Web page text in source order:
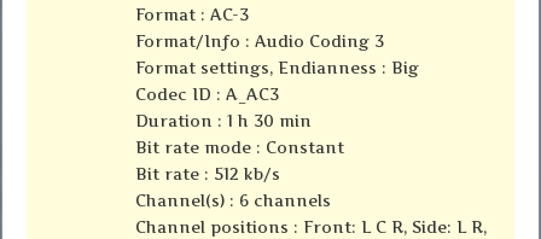
Format : AC-3
Format/Info : Audio Coding 3
Format settings, Endianness : Big
Codec ID : A_AC3
Duration : 1 h 30 min
Bit rate mode : Constant
Bit rate : 512 kb/s
Channel(s) : 6 channels
Channel positions : Front: L C R, Side: L R,